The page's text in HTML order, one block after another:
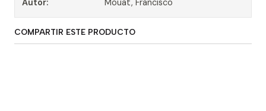
Autor: Mouat, Francisco
COMPARTIR ESTE PRODUCTO